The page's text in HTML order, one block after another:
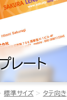
レート
標準サイズ タテ向き